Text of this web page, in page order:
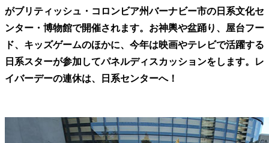
がブリティッシュ・コロンビア州バーナビー市の日系文化セ
ンター・博物館で開催されます。お神輿や盆踊り、屋台フー
ド、キッズゲームのほかに、今年は映画やテレビで活躍する
日系スターが参加してパネルディスカッションをします。レ
イバーデーの連休は、日系センターへ！